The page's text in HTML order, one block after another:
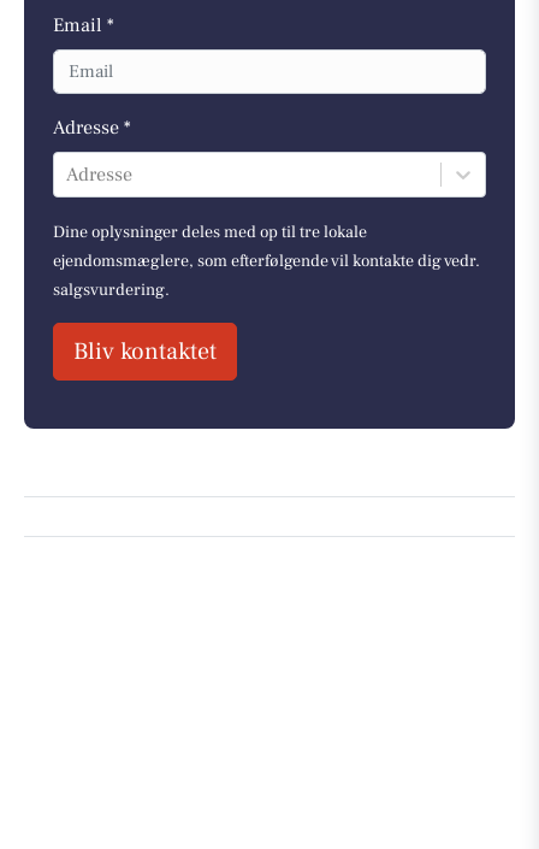
Email *
Adresse *
Adresse
Dine oplysninger deles med op til tre lokale
ejendomsmæglere, som efterfølgende vil kontakte dig vedr.
salgsvurdering.
Bliv kontaktet